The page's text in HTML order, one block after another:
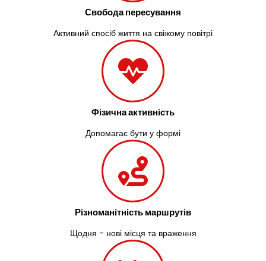
Свобода пересування
Активний спосіб життя на свіжому повітрі
Фізична активність
Допомагає бути у формі
Різноманітність маршрутів
Щодня - нові місця та враження